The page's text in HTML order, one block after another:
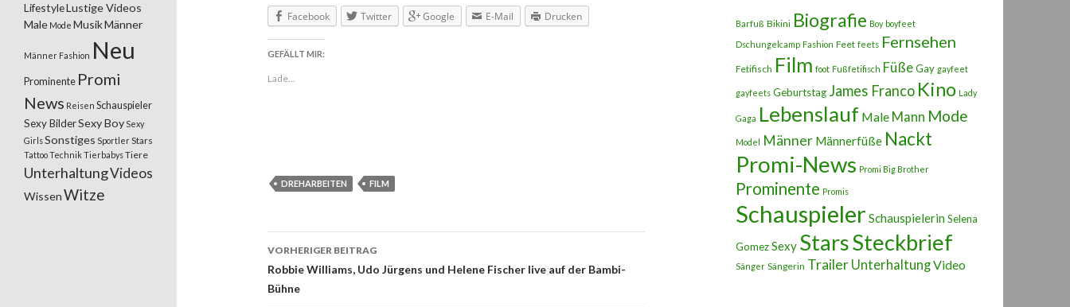
Facebook Twitter Google E-Mail Drucken
GEFÄLLT MIR:
Lade...
DREHARBEITEN FILM
Beitragsnavigation
VORHERIGER BEITRAG
Robbie Williams, Udo Jürgens und Helene Fischer live auf der Bambi-
Bühne
Barfuß Bikini Biografie Boy boyfeet
Dschungelcamp Fashion Feet feets Fernsehen
Fetifisch Film foot Fußfetifisch FüßeGay gayfeet
gayfeets Geburtstag James Franco Kino Lady
Gaga Lebenslauf Male Mann Mode
Model Männer Männerfüße Nackt
Promi-News Promi Big Brother
Prominente Promis
Schauspieler Schauspielerin Selena
GomezSexy StarsSteckbrief
Sänger Sängerin Trailer UnterhaltungVideo
LifestyleLustige Videos
Male Mode MusikMänner
Männer Fashion Neu
Prominente Promi
News Reisen Schauspieler
Sexy BilderSexy Boy Sexy
GirlsSonstiges SportlerStars
TattooTechnikTierbabysTiere
UnterhaltungVideos
WissenWitze